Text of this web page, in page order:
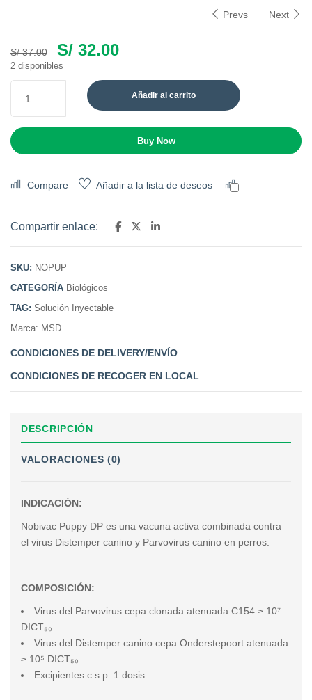
Prevs Next
S/37.00 S/ 32.00
2 disponibles
Añadir al carrito
Buy Now
Compare Añadir a la lista de deseos
Compartir enlace:
SKU: NOPUP
CATEGORÍA Biológicos
TAG: Solución Inyectable
Marca: MSD
CONDICIONES DE DELIVERY/ENVÍO
CONDICIONES DE RECOGER EN LOCAL
DESCRIPCIÓN
VALORACIONES (0)
INDICACIÓN:
Nobivac Puppy DP es una vacuna activa combinada contra
el virus Distemper canino y Parvovirus canino en perros.
COMPOSICIÓN:
Virus del Parvovirus cepa clonada atenuada C154 ≥ 10⁷
DICT₅₀
Virus del Distemper canino cepa Onderstepoort atenuada
≥ 10⁵ DICT₅₀
Excipientes c.s.p. 1 dosis